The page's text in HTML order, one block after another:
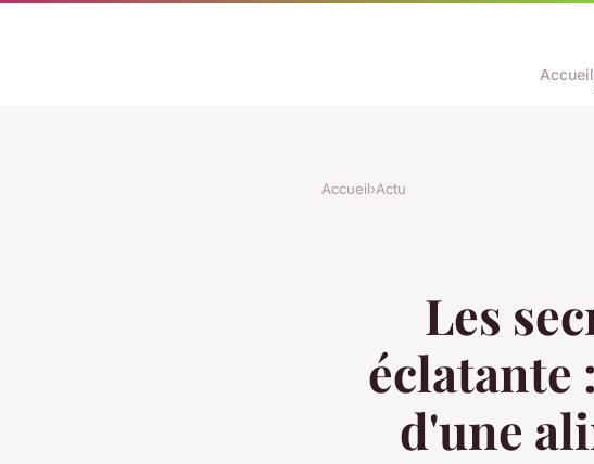
Accueil
Accueil›Actu
Les
éclatante
d'une